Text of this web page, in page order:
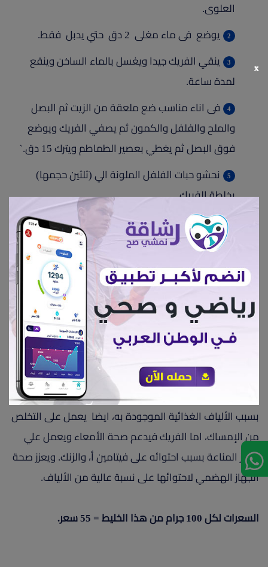
العلوى.
يوضع فى ماء مغلى 2 دق حتي يدبل فقط.
ينقي الفريك جيدا ويغسل بالماء الساخن وينقع
لمدة ساعة.
فى اناء مناسب ضع ملعقة من الزيت ثم البصل
والملح والفلفل والكمون ثم يصفي الفريك ويوضع
فوق البصل ثم يغطي بعصير الطماطم ويترك 15 دق.`
نحشو حبات الفلفل الملونة الي (ثلثين حجمها)
بخلطة الفريك.
في اناء مغطي ترص حبات الفلفل وتسقي بالمرق
المغلي حتي يغطي نصف الحبات فقط ويوضع علي نار
عالية لمدة ربع ساعة ثم تهدئ النار لمدة نصف ساعة.
تقدم ساخنة وتزيين ب البقدونس.
مناسب جدا لمرضي السكر والضغط والقلب.
يحتوي الفلفل الالوان على بعض العناصر الغذائية مثل حمض
الفوليك والحديد، وفيتامين سي، الذي يعمل على الحفاظ على
وزن الجسم لأنه من الأطعمة التي تعطي إحساساً بالشبع.
بسبب الألياف الغذائية الموجودة به، ايضا يعمل على التخلص
من الإمساك، اما الفريك فيدعم صحة الأمعاء ويعمل علي
تعزيز المناعة بسبب احتوائه على فيتامين أ، والزنك. ويعزز صحة
الجهاز الهضمي لاحتوائها على نسبة عالية من الألياف.
السعرات لكل 100 جرام من هذا الخليط = 55 سعر.
x